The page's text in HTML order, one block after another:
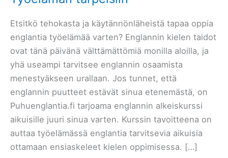
Etsitkö tehokasta ja käytännönläheistä tapaa oppia
englantia työelämää varten? Englannin kielen taidot
ovat tänä päivänä välttämättömiä monilla aloilla, ja
yhä useampi tarvitsee englannin osaamista
menestyäkseen urallaan. Jos tunnet, että
englannin puutteet estävät sinua etenemästä, on
Puhuenglantia.fi tarjoama englannin alkeiskurssi
aikuisille juuri sinua varten. Kurssin tavoitteena on
auttaa työelämässä englantia tarvitsevia aikuisia
ottamaan ensiaskeleet kielen oppimisessa. […]